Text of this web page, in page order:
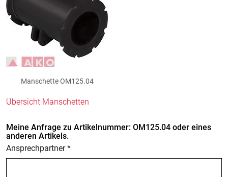
Manschette OM125.04
Übersicht Manschetten
Meine Anfrage zu Artikelnummer: OM125.04 oder eines
anderen Artikels.
Ansprechpartner *